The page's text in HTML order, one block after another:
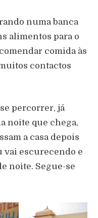
numa banca
alimentos para o
comida às
contactos
percorrer, já
noite que chega,
a casa depois
vai escurecendo e
noite. Segue-se